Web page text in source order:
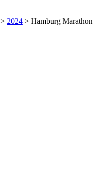
> 2024 > Hamburg